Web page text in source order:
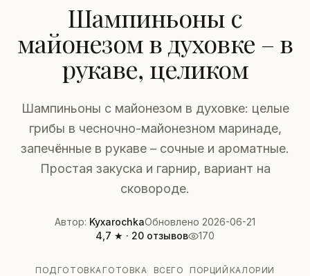
Шампиньоны с
майонезом в духовке – в
рукаве, целиком
Шампиньоны с майонезом в духовке: целые
грибы в чесночно-майонезном маринаде,
запечённые в рукаве – сочные и ароматные.
Простая закуска и гарнир, вариант на
сковороде.
Автор: KyxarochkaОбновлено 2026-06-21
4,7 ★ · 20 отзывов
170
ПОДГОТОВКАГОТОВКА ВСЕГО ПОРЦИЙКАЛОРИИ